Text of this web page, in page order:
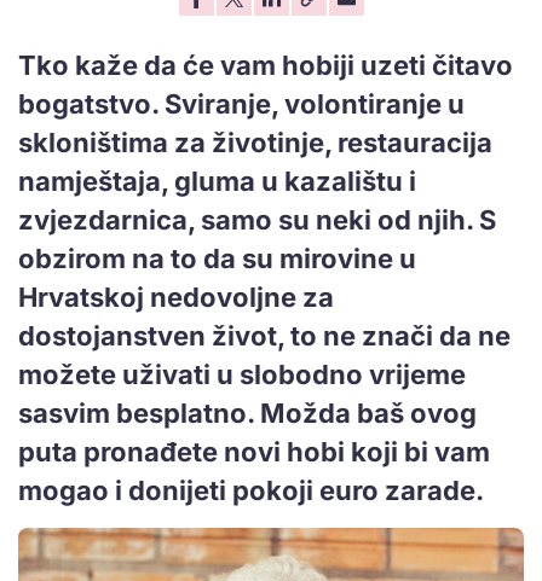
Tko kaže da će vam hobiji uzeti čitavo
bogatstvo. Sviranje, volontiranje u
skloništima za životinje, restauracija
namještaja, gluma u kazalištu i
zvjezdarnica, samo su neki od njih. S
obzirom na to da su mirovine u
Hrvatskoj nedovoljne za
dostojanstven život, to ne znači da ne
možete uživati u slobodno vrijeme
sasvim besplatno. Možda baš ovog
puta pronađete novi hobi koji bi vam
mogao i donijeti pokoji euro zarade.